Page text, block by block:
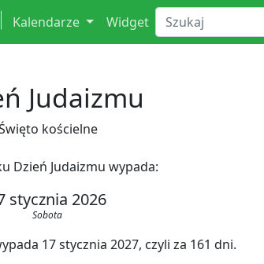
Kalendarze Widget
Judaizmu
kościelne
Dzień Judaizmu wypada:
stycznia 2026
Sobota
17 stycznia 2027, czyli za 161 dni.